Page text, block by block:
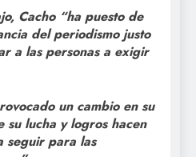
Cacho “ha puesto de
del periodismo justo
a las personas a exigir
un cambio en su
su lucha y logros hacen
seguir para las